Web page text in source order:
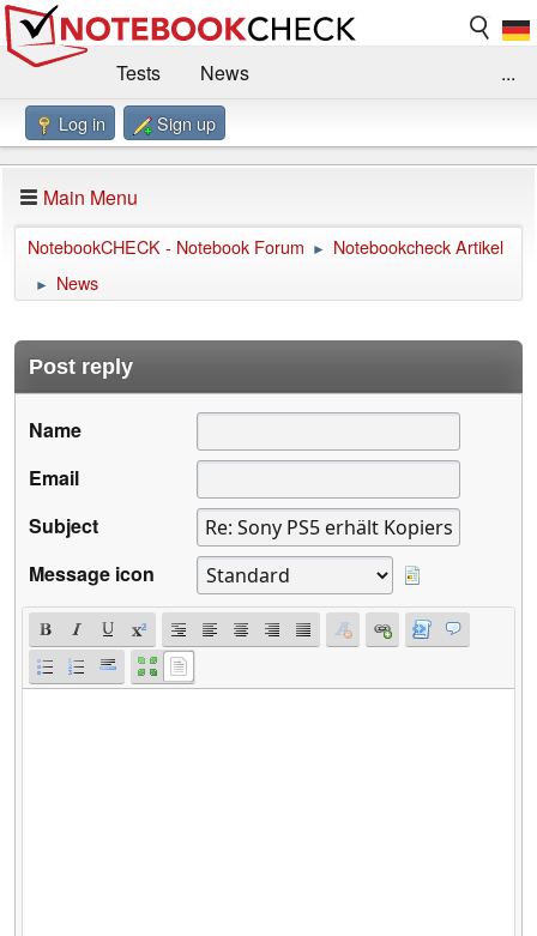
Tests
News
Benchmarks / Technik
Forum
Impressum
...
Log in Sign up
Main Menu
NotebookCHECK - Notebook Forum ► Notebookcheck Artikel
► News
Post reply
Name
Email
Subject
Message icon